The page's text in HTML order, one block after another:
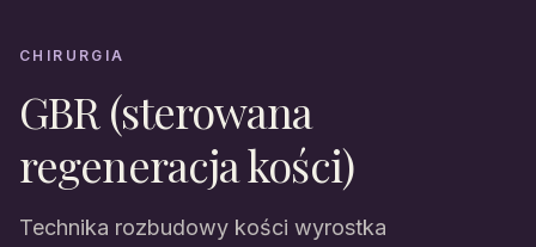
CHIRURGIA
GBR (sterowana
regeneracja kości)
Technika rozbudowy kości wyrostka